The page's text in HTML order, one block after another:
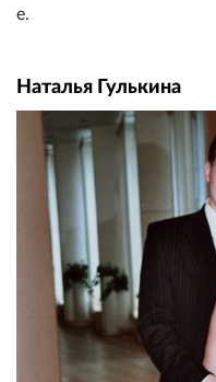
е.
Наталья Гулькина